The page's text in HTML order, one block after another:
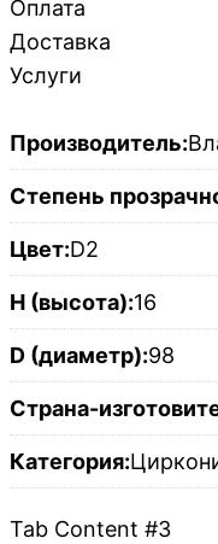
Оплата
Доставка
Услуги
Производитель:
Степень
Цвет:D2
H (высота):16
D (диаметр):98
Страна-
Категория:
Tab Content #3